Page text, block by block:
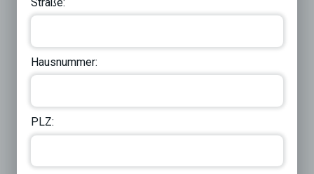
Hausnummer:
PLZ: